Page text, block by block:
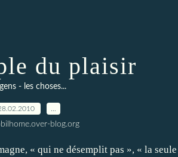
du plaisir
- les choses...
blog.org
« qui ne désemplit pas », « la